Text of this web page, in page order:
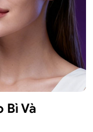
Bì Và